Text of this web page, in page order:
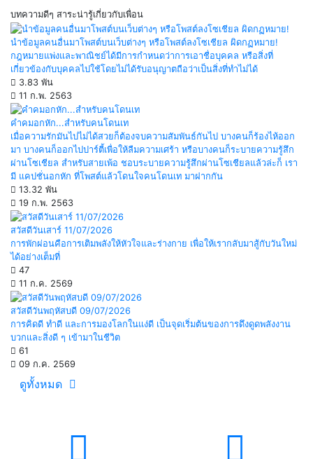
บทความดีๆ สาระน่ารู้เกี่ยวกับเพื่อน
นำข้อมูลคนอื่นมาโพสต์บนเว็บต่างๆ หรือโพสต์ลงโซเชียล ผิดกฏหมาย!
กฎหมายแพ่งและพาณิชย์ได้มีการกำหนดว่าการเอาชื่อบุคคล หรือสิ่งที่
เกี่ยวข้องกับบุคคลไปใช้โดยไม่ได้รับอนุญาตถือว่าเป็นสิ่งที่ทำไม่ได้
3.83 พัน
11 ก.พ. 2563
คำคมอกหัก...สำหรับคนโดนเท
เมื่อความรักมันไปไม่ได้สวยก็ต้องจบความสัมพันธ์กันไป บางคนก็ร้องไห้ออก
มา บางคนก็ออกไปปาร์ตี้เพื่อให้ลืมความเศร้า หรือบางคนก็ระบายความรู้สึก
ผ่านโซเชียล สำหรับสายเพ้อ ชอบระบายความรู้สึกผ่านโซเชียลแล้วล่ะก็ เรา
มี แคปชั่นอกหัก ที่โพสต์แล้วโดนใจคนโดนเท มาฝากกัน
13.32 พัน
19 ก.พ. 2563
สวัสดีวันเสาร์ 11/07/2026
การพักผ่อนคือการเติมพลังให้หัวใจและร่างกาย เพื่อให้เรากลับมาสู้กับวันใหม่
ได้อย่างเต็มที่
47
11 ก.ค. 2569
สวัสดีวันพฤหัสบดี 09/07/2026
การคิดดี ทำดี และการมองโลกในแง่ดี เป็นจุดเริ่มต้นของการดึงดูดพลังงาน
บวกและสิ่งดี ๆ เข้ามาในชีวิต
61
09 ก.ค. 2569
ดูทั้งหมด